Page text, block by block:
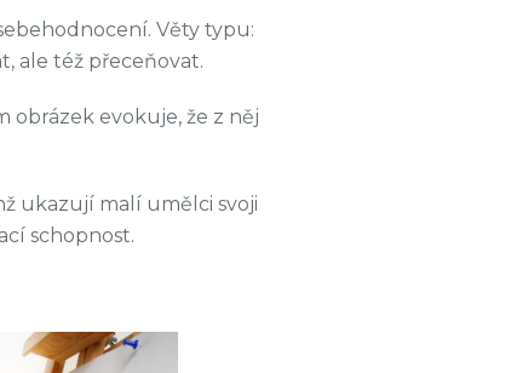
Věty typu:
ale též přeceňovat.
obrázek evokuje, že z něj
ukazují malí umělci svoji
schopnost.